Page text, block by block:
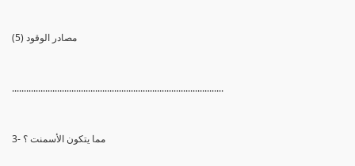
(5) مصادر الوقود
.........................................................................................
3- مما يتكون الأسمنت ؟